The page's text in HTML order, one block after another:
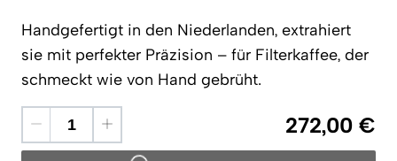
Handgefertigt in den Niederlanden, extrahiert
sie mit perfekter Präzision – für Filterkaffee, der
schmeckt wie von Hand gebrüht.
272,00 €